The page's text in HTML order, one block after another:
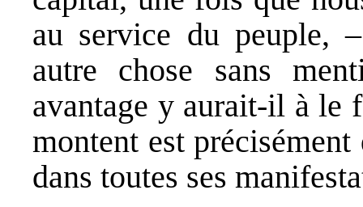
au service du peuple,
autre chose sans
avantage y aurait-il à le
montent est
dans toutes ses